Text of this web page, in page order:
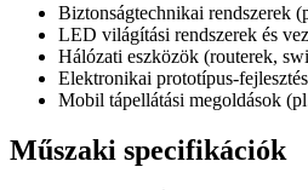
Biztonságtechnikai rendszerek
LED világítási rendszerek és
Hálózati eszközök (routerek,
Elektronikai prototípus-
Mobil tápellátási megoldások
Műszaki specifikációk